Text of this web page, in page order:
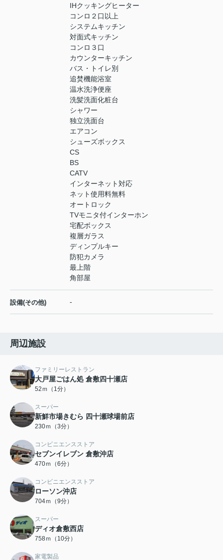
IHクッキングヒーター
コンロ２口以上
システムキッチン
対面式キッチン
コンロ３口
カウンターキッチン
バス・トイレ別
追焚機能浴室
温水洗浄便座
洗髪洗面化粧台
シャワー
独立洗面台
エアコン
シューズボックス
CS
BS
CATV
インターネット対応
ネット使用料無料
オートロック
TVモニタ付インターホン
宅配ボックス
複層ガラス
ディンプルキー
防犯カメラ
最上階
角部屋
設備(その他) -
周辺施設
ファミリーレストラン
大戸屋ごはん処 倉敷四十瀬店
52ｍ（1分）
スーパー
新鮮市場きむら 四十瀬球場前店
230ｍ（3分）
コンビニエンスストア
セブンイレブン 倉敷沖店
470ｍ（6分）
コンビニエンスストア
ローソン沖店
704ｍ（9分）
スーパー
ディオ倉敷西店
758ｍ（10分）
家電製品